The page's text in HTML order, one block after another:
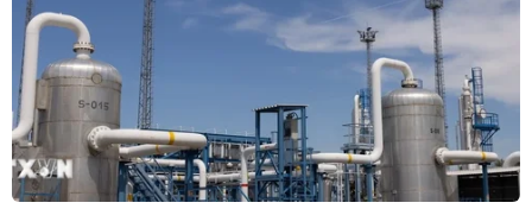
45,7%
06/08/2026 01:26
Đề xuất trợ cấp một lần cho giáo viên
mầm non đã nghỉ công tác chưa
hưởng chế độ